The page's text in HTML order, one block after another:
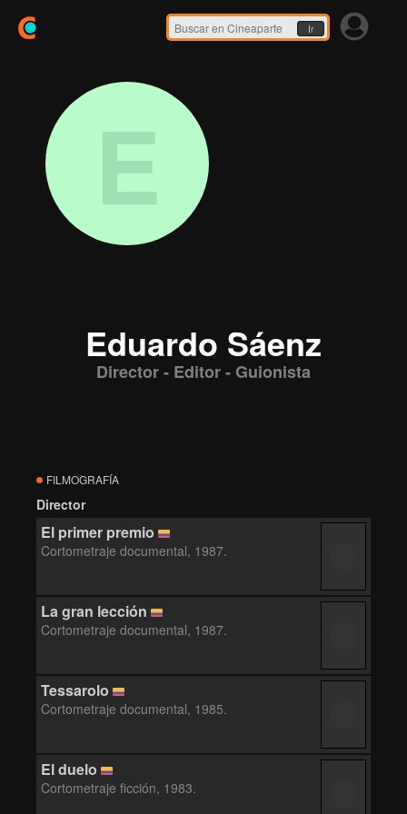
Ir
E
Eduardo Sáenz
Director - Editor - Guionista
FILMOGRAFÍA
Director
El primer premio
Cortometraje documental, 1987.
La gran lección
Cortometraje documental, 1987.
Tessarolo
Cortometraje documental, 1985.
El duelo
Cortometraje ficción, 1983.